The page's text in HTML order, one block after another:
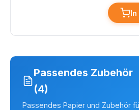
In
Passendes Zubehör
(4)
Passendes Papier und Zubehör